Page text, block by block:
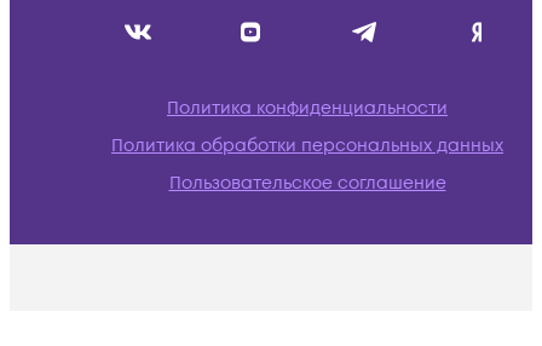
Политика конфиденциальности
Политика обработки персональных данных
Пользовательское соглашение